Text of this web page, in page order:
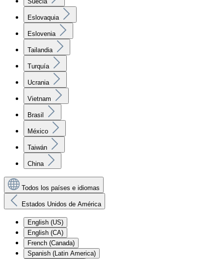
Eslovaquia
Eslovenia
Tailandia
Turquía
Ucrania
Vietnam
Brasil
México
Taiwán
China
Todos los países e idiomas
Estados Unidos de América
English (US)
English (CA)
French (Canada)
Spanish (Latin America)